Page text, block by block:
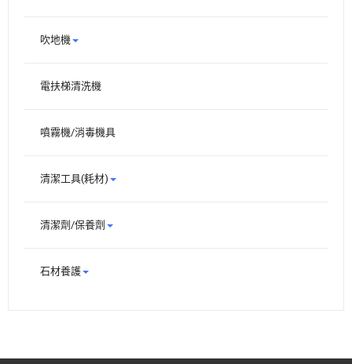
吹地機
電扶梯清洗機
噴霧機/消毒機具
清潔工具(耗材)
清潔劑/保養劑
石材養護